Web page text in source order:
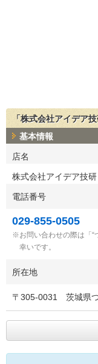
「株式会社アイデア
基本情報
店名
株式会社アイデア技研
電話番号
029-855-0505
お問い合わせの際は「
幸いです。
所在地
〒 305-0031 茨城県